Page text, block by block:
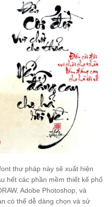
thư pháp này sẽ xuất hiện
hết các phần mềm thiết kế phổ
Adobe Photoshop, và
có thể dễ dàng chọn và sử